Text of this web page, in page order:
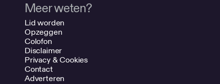
Meer weten?
Lid worden
Opzeggen
Colofon
Disclaimer
Privacy & Cookies
Contact
Adverteren